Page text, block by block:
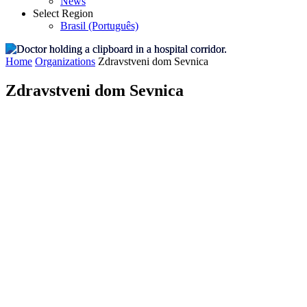
Select Region
Brasil (Português)
Home Organizations Zdravstveni dom Sevnica
Zdravstveni dom Sevnica